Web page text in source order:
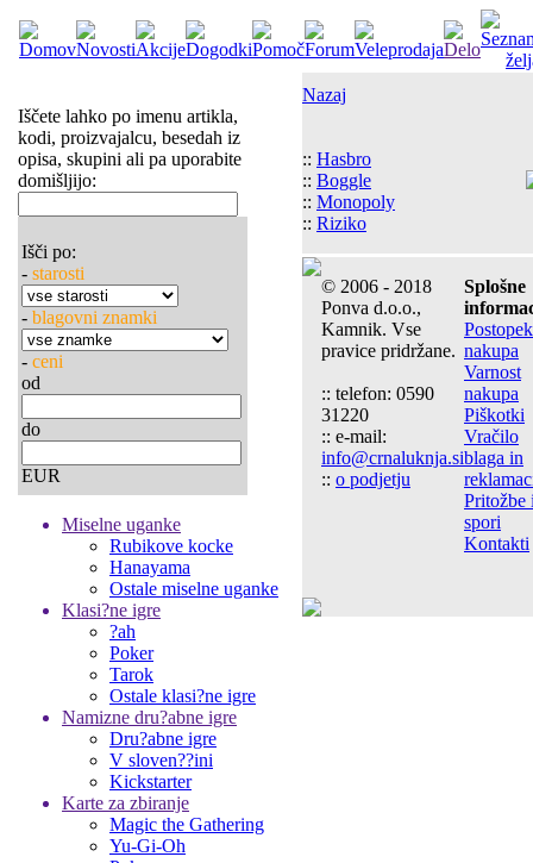
Iščete lahko po imenu artikla,
kodi, proizvajalcu, besedah iz
opisa, skupini ali pa uporabite
domišljijo:
Išči po:
- starosti
- blagovni znamki
- ceni
od
do
EUR
Miselne uganke
Rubikove kocke
Hanayama
Ostale miselne uganke
Klasi?ne igre
?ah
Poker
Tarok
Ostale klasi?ne igre
Namizne dru?abne igre
Dru?abne igre
V sloven??ini
Kickstarter
Karte za zbiranje
Magic the Gathering
Yu-Gi-Oh
Nazaj
:: Hasbro
:: Boggle
:: Monopoly
:: Riziko
© 2006 - 2018
Ponva d.o.o.,
Kamnik. Vse
pravice pridržane.
:: telefon: 0590
31220
:: e-mail:
info@crnaluknja.si
:: o podjetju
Splošne
Postopek
nakupa
Varnost
nakupa
Piškotki
Vračilo
blaga in
Pritožbe
spori
Kontakti